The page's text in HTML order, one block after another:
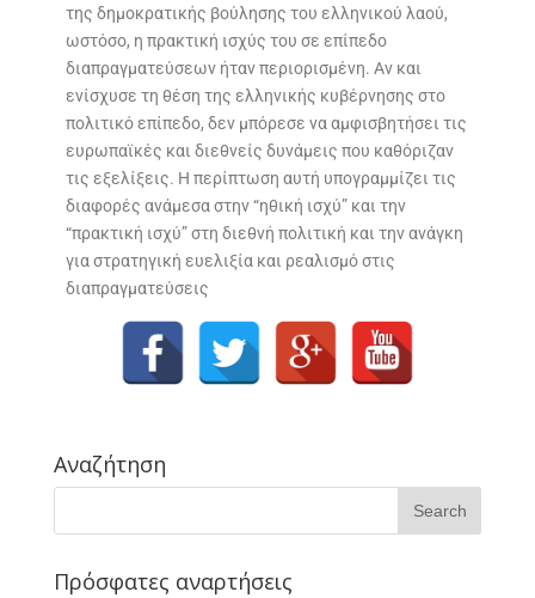
της δημοκρατικής βούλησης του ελληνικού λαού,
ωστόσο, η πρακτική ισχύς του σε επίπεδο
διαπραγματεύσεων ήταν περιορισμένη. Αν και
ενίσχυσε τη θέση της ελληνικής κυβέρνησης στο
πολιτικό επίπεδο, δεν μπόρεσε να αμφισβητήσει τις
ευρωπαϊκές και διεθνείς δυνάμεις που καθόριζαν
τις εξελίξεις. Η περίπτωση αυτή υπογραμμίζει τις
διαφορές ανάμεσα στην “ηθική ισχύ” και την
“πρακτική ισχύ” στη διεθνή πολιτική και την ανάγκη
για στρατηγική ευελιξία και ρεαλισμό στις
διαπραγματεύσεις
Αναζήτηση
Πρόσφατες αναρτήσεις